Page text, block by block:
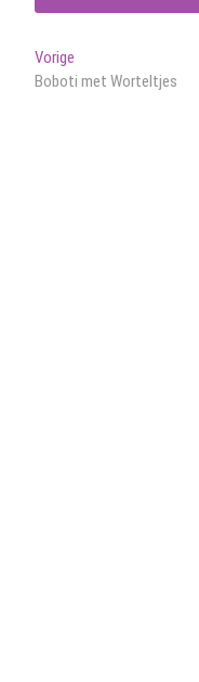
Bericht
navigatie
Vorige
bericht:
Boboti met Worteltjes